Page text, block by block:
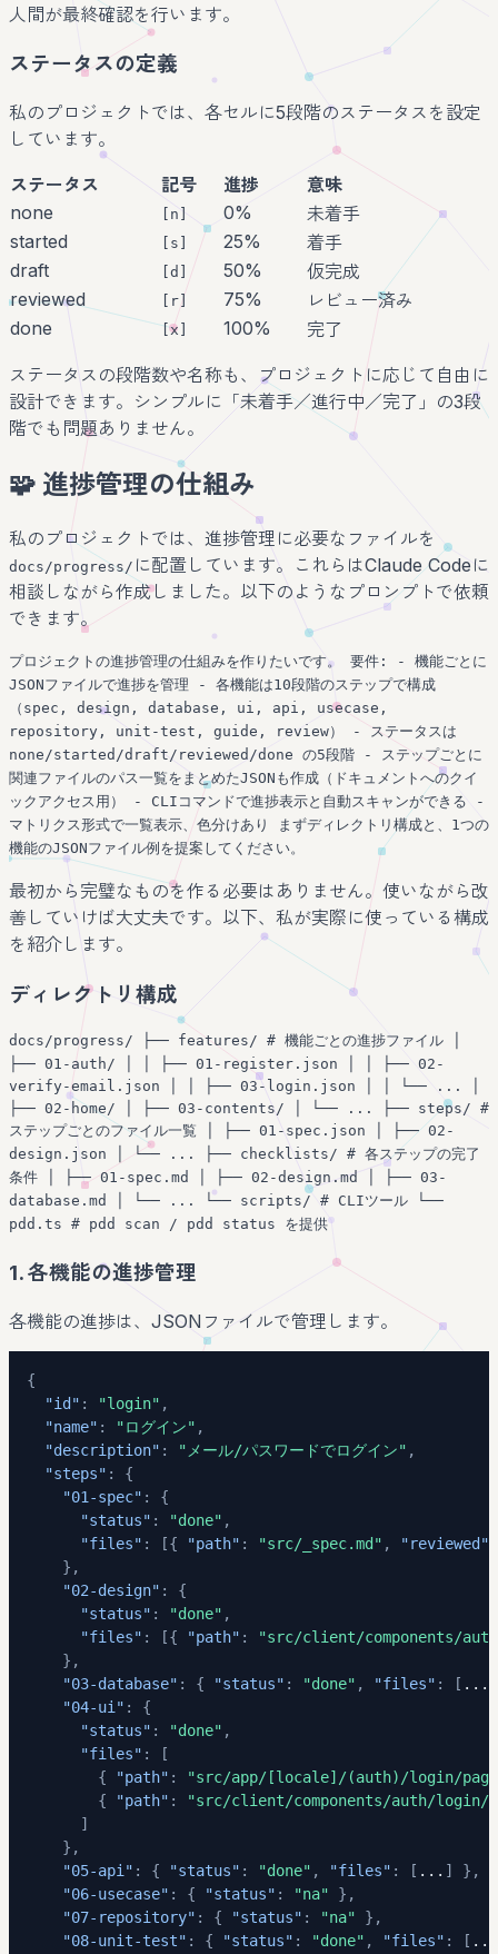
人間が最終確認を行います。
ステータスの定義
私のプロジェクトでは、各セルに5段階のステータスを設定
しています。
ステータス 記号 進捗
意味
none
[n] 0%
未着手
started
[s] 25%
着手
draft
[d] 50%
仮完成
reviewed
[r] 75%
レビュー済み
done
[x] 100% 完了
ステータスの段階数や名称も、プロジェクトに応じて自由に
設計できます。シンプルに「未着手／進行中／完了」の3段
階でも問題ありません。
🧩 進捗管理の仕組み
私のプロジェクトでは、進捗管理に必要なファイルを
docs/progress/ に配置しています。これらはClaude Codeに
相談しながら作成しました。以下のようなプロンプトで依頼
できます。
プロジェクトの進捗管理の仕組みを作りたいです。 要件: - 機能ごとに
JSONファイルで進捗を管理 - 各機能は10段階のステップで構成
（spec, design, database, ui, api, usecase,
repository, unit-test, guide, review） - ステータスは
none/started/draft/reviewed/done の5段階 - ステップごとに
関連ファイルのパス一覧をまとめたJSONも作成（ドキュメントへのクイ
ックアクセス用） - CLIコマンドで進捗表示と自動スキャンができる -
マトリクス形式で一覧表示、色分けあり まずディレクトリ構成と、1つの
機能のJSONファイル例を提案してください。
最初から完璧なものを作る必要はありません。使いながら改
善していけば大丈夫です。以下、私が実際に使っている構成
を紹介します。
ディレクトリ構成
docs/progress/ ├── features/ # 機能ごとの進捗ファイル │
├── 01-auth/ │ │ ├── 01-register.json │ │ ├── 02-
verify-email.json │ │ ├── 03-login.json │ │ └── ... │
├── 02-home/ │ ├── 03-contents/ │ └── ... ├── steps/ #
ステップごとのファイル一覧 │ ├── 01-spec.json │ ├── 02-
design.json │ └── ... ├── checklists/ # 各ステップの完了
条件 │ ├── 01-spec.md │ ├── 02-design.md │ ├── 03-
database.md │ └── ... └── scripts/ # CLIツール └──
pdd.ts # pdd scan / pdd status を提供
1. 各機能の進捗管理
各機能の進捗は、JSONファイルで管理します。
{
"id" : "login" ,
"name" : "ログイン" ,
"description" : "メール/パスワードでログイン" ,
"steps" :
{
"01-spec" :
{
"status" : "done" ,
"files" : [{ "path" : "src/_spec.md" , "reviewed"
} ,
"02-design" :
{
"status" : "done" ,
"files" : [{ "path" :
"src/client/components/
} ,
"03-database" : { "status" : "done" , "files" : [ ...
"04-ui" :
{
"status" : "done" ,
"files" :
[
{
"path" :
"src/app/[locale]/(auth)/login/
{
"path" :
"src/client/components/auth/login/
]
} ,
"05-api" : { "status" : "done" , "files" : [ ... ] } ,
"06-usecase" : { "status" : "na" } ,
"07-repository" : { "status" : "na" } ,
"08-unit-test" : { "status" : "done" , "files" : [ ...